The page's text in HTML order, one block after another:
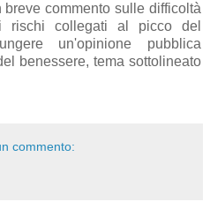
commento sulle difficoltà
rischi collegati al picco del
un'opinione pubblica
benessere, tema sottolineato
commento: